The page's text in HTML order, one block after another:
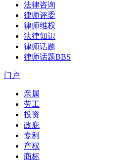
法律咨询
律师评委
律师维权
法律知识
律师话题
律师话题BBS
门户
亲属
劳工
投资
政庇
专利
产权
商标